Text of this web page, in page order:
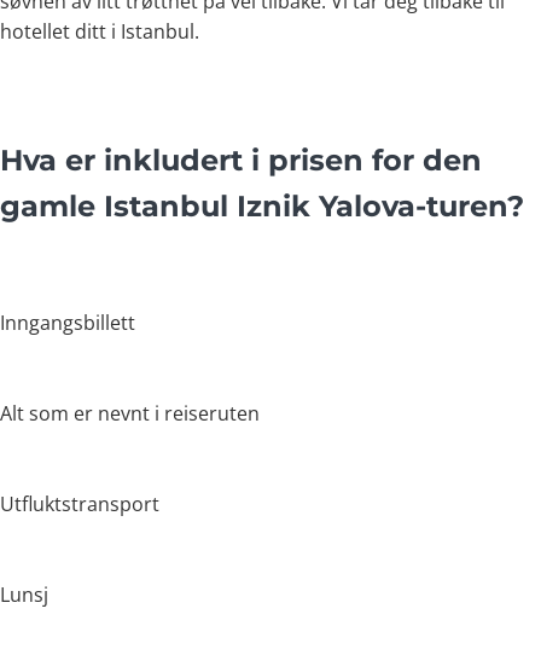
hotellet ditt i Istanbul.
Hva er inkludert i prisen for den
gamle Istanbul Iznik Yalova-turen?
Inngangsbillett
Alt som er nevnt i reiseruten
Utfluktstransport
Lunsj